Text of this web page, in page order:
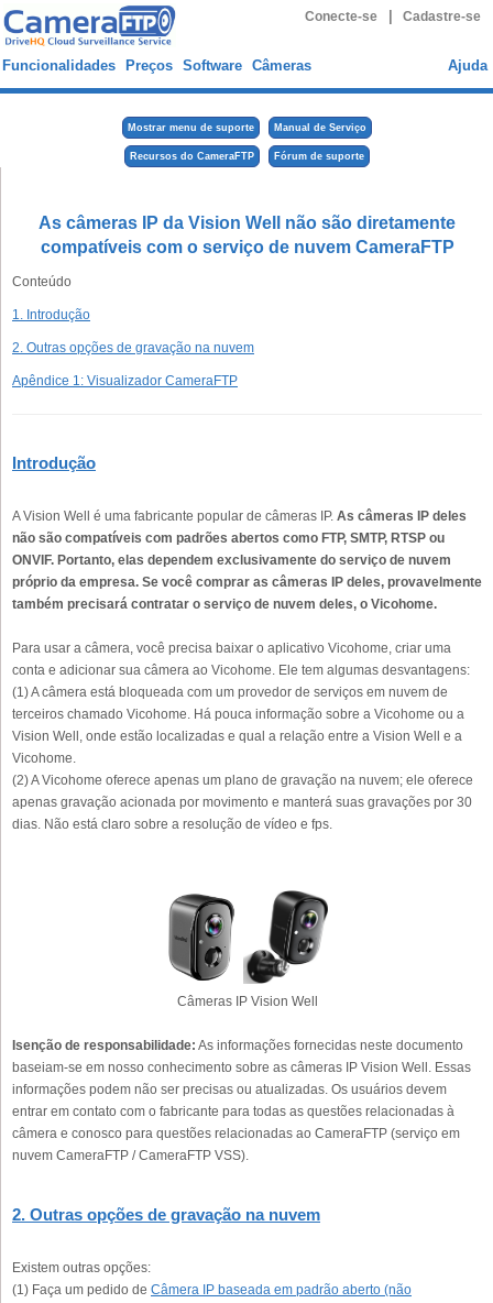
Conecte-se Cadastre-se
Funcionalidades Preços Software Câmeras Ajuda
Mostrar menu de suporte Manual de Serviço
Recursos do CameraFTP Fórum de suporte
As câmeras IP da Vision Well não são diretamente
compatíveis com o serviço de nuvem CameraFTP
Conteúdo
1. Introdução
2. Outras opções de gravação na nuvem
Apêndice 1: Visualizador CameraFTP
Introdução
A Vision Well é uma fabricante popular de câmeras IP. As câmeras IP deles
não são compatíveis com padrões abertos como FTP, SMTP, RTSP ou
ONVIF. Portanto, elas dependem exclusivamente do serviço de nuvem
próprio da empresa. Se você comprar as câmeras IP deles, provavelmente
também precisará contratar o serviço de nuvem deles, o Vicohome.
Para usar a câmera, você precisa baixar o aplicativo Vicohome, criar uma
conta e adicionar sua câmera ao Vicohome. Ele tem algumas desvantagens:
(1) A câmera está bloqueada com um provedor de serviços em nuvem de
terceiros chamado Vicohome. Há pouca informação sobre a Vicohome ou a
Vision Well, onde estão localizadas e qual a relação entre a Vision Well e a
Vicohome.
(2) A Vicohome oferece apenas um plano de gravação na nuvem; ele oferece
apenas gravação acionada por movimento e manterá suas gravações por 30
dias. Não está claro sobre a resolução de vídeo e fps.
Câmeras IP Vision Well
Isenção de responsabilidade: As informações fornecidas neste documento
baseiam-se em nosso conhecimento sobre as câmeras IP Vision Well. Essas
informações podem não ser precisas ou atualizadas. Os usuários devem
entrar em contato com o fabricante para todas as questões relacionadas à
câmera e conosco para questões relacionadas ao CameraFTP (serviço em
nuvem CameraFTP / CameraFTP VSS).
2. Outras opções de gravação na nuvem
Existem outras opções:
(1) Faça um pedido de Câmera IP baseada em padrão aberto (não